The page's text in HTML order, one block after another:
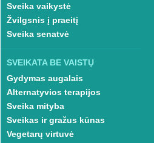
Sveika vaikystė
Žvilgsnis į praeitį
Sveika senatvė
SVEIKATA BE VAISTŲ
Gydymas augalais
Alternatyvios terapijos
Sveika mityba
Sveikas ir gražus kūnas
Vegetarų virtuvė